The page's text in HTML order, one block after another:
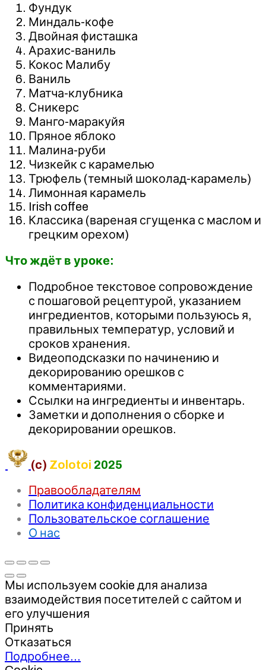
Фундук
Миндаль-кофе
Двойная фисташка
Арахис-ваниль
Кокос Малибу
Ваниль
Матча-клубника
Сникерс
Манго-маракуйя
Пряное яблоко
Малина-руби
Чизкейк с карамелью
Трюфель (темный шоколад-карамель)
Лимонная карамель
Irish coffee
Классика (вареная сгущенка с маслом и
грецким орехом)
Что ждёт в уроке:
Подробное текстовое сопровождение
с пошаговой рецептурой, указанием
ингредиентов, которыми пользуюсь я,
правильных температур, условий и
сроков хранения.
Видеоподсказки по начинению и
декорированию орешков с
комментариями.
Ссылки на ингредиенты и инвентарь.
Заметки и дополнения о сборке и
декорировании орешков.
(c) Zolotoi 2025
Правообладателям
Политика конфиденциальности
Пользовательское соглашение
О нас
Мы используем cookie для анализа
взаимодействия посетителей с сайтом и
его улучшения
Принять
Отказаться
Подробнее…